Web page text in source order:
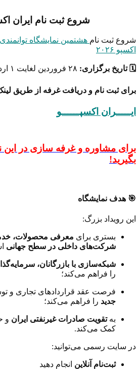
شروع ثبت نام ایران اکسپو
شروع ثبت نام هشتمین نمایشگاه
اکسپو ۲۰۲۶
🗓 تاریخ برگزاری:
برای ثبت نام و دریافت غرفه از طریق
ایـــــران اکسپــــــو
برای مشاوره و غرفه سازی در این
بگیرید!
🎯 هدف نمایشگاه
این رویداد بزرگ:
بستری برای معرفی محصولات،
شرکت‌های داخلی در سطح جهانی
شبکه‌سازی با بازرگانان،
را فراهم می‌کند؛
فرصت عقد قراردادهای تجاری و
جدید را فراهم می‌کند؛
بهتقویت صادرات غیرنفتی ایران و
کمک می‌کند.
در سایت رسمی می‌توانید:
ثبت‌نام آنلاین انجام دهید